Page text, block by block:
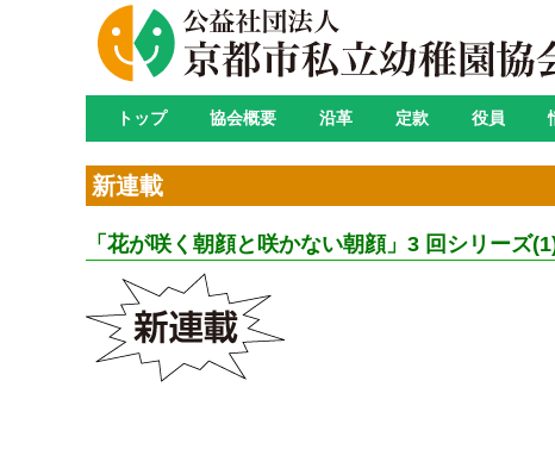
トップ 協会概要 沿革 定款 役員
新連載
「花が咲く朝顔と咲かない朝顔」3 回シリーズ